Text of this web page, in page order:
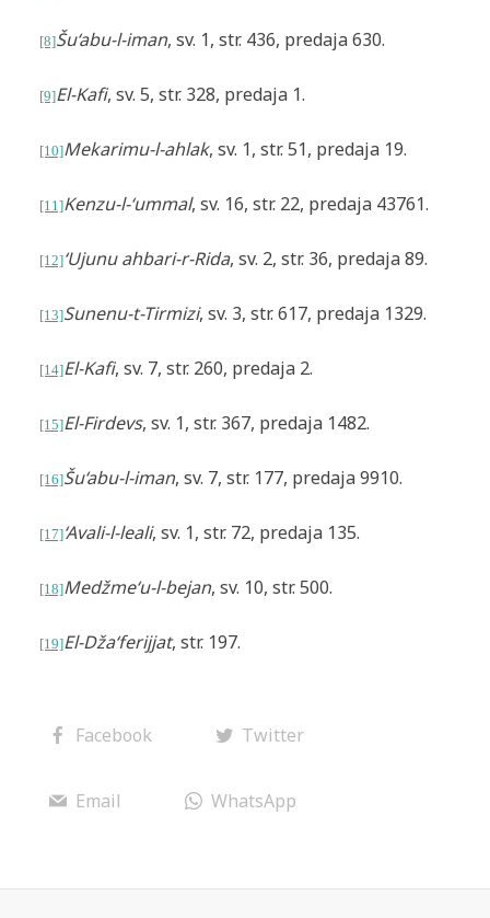
[8]Šu‘abu-l-iman, sv. 1, str. 436, predaja 630.
[9]El-Kafi, sv. 5, str. 328, predaja 1.
[10]Mekarimu-l-ahlak, sv. 1, str. 51, predaja 19.
[11]Kenzu-l-‘ummal, sv. 16, str. 22, predaja 43761.
[12]‘Ujunu ahbari-r-Rida, sv. 2, str. 36, predaja 89.
[13]Sunenu-t-Tirmizi, sv. 3, str. 617, predaja 1329.
[14]El-Kafi, sv. 7, str. 260, predaja 2.
[15]El-Firdevs, sv. 1, str. 367, predaja 1482.
[16]Šu‘abu-l-iman, sv. 7, str. 177, predaja 9910.
[17]‘Avali-l-leali, sv. 1, str. 72, predaja 135.
[18]Medžme‘u-l-bejan, sv. 10, str. 500.
[19]El-Dža‘ferijjat, str. 197.
Facebook Twitter
Email WhatsApp